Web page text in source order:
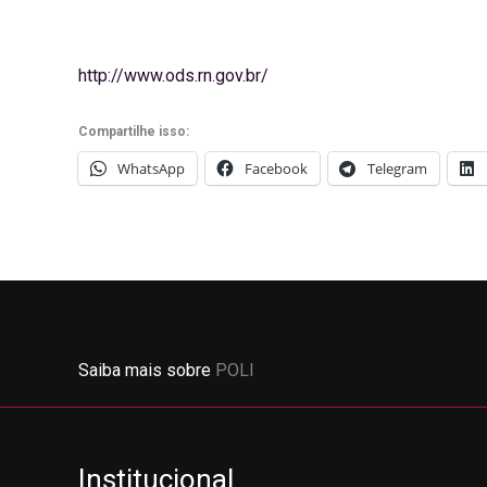
http://www.ods.rn.gov.br/
Compartilhe isso:
WhatsApp Facebook Telegram
Saiba mais sobre POLI
Institucional